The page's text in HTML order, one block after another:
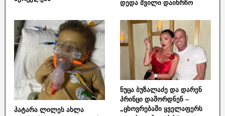
დედა შვილი დაიხრჩო
პატარა ლილეს ახლა
ნუცა ბუზალაძე და დარენ
პრინცი დაშორდნენ –
„ცხოვრებაში ყველაფერს